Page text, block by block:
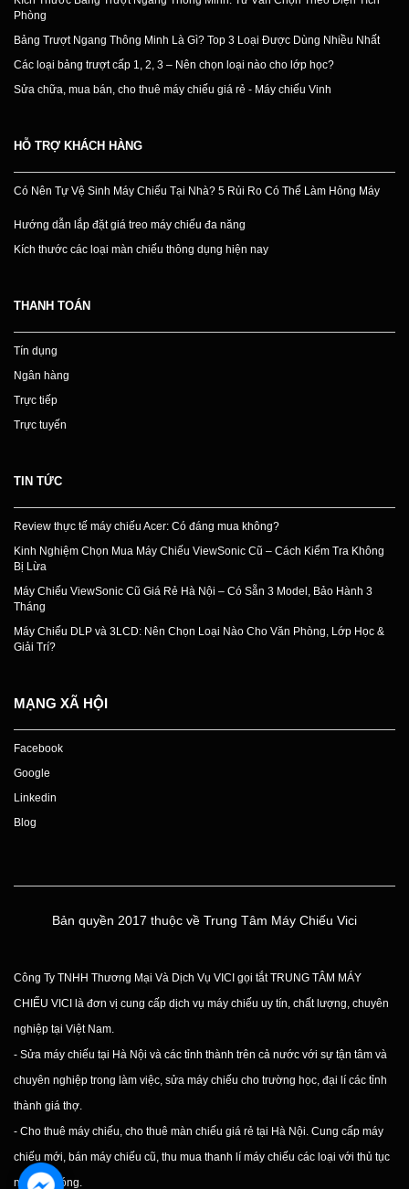
Phòng
Bảng Trượt Ngang Thông Minh Là Gì? Top 3 Loại Được Dùng Nhiều Nhất
Các loại bảng trượt cấp 1, 2, 3 – Nên chọn loại nào cho lớp học?
Sửa chữa, mua bán, cho thuê máy chiếu giá rẻ - Máy chiếu Vinh
HỖ TRỢ KHÁCH HÀNG
Có Nên Tự Vệ Sinh Máy Chiếu Tại Nhà? 5 Rủi Ro Có Thể Làm Hỏng Máy
Hướng dẫn lắp đặt giá treo máy chiếu đa năng
Kích thước các loại màn chiếu thông dụng hiện nay
THANH TOÁN
Tín dụng
Ngân hàng
Trực tiếp
Trực tuyến
TIN TỨC
Review thực tế máy chiếu Acer: Có đáng mua không?
Kinh Nghiệm Chọn Mua Máy Chiếu ViewSonic Cũ – Cách Kiểm Tra Không
Bị Lừa
Máy Chiếu ViewSonic Cũ Giá Rẻ Hà Nội – Có Sẵn 3 Model, Bảo Hành 3
Tháng
Máy Chiếu DLP và 3LCD: Nên Chọn Loại Nào Cho Văn Phòng, Lớp Học &
Giải Trí?
MẠNG XÃ HỘI
Facebook
Google
Linkedin
Blog
Bản quyền 2017 thuộc về Trung Tâm Máy Chiếu Vici
Công Ty TNHH Thương Mại Và Dịch Vụ VICI gọi tắt TRUNG TÂM MÁY
CHIẾU VICI là đơn vị cung cấp dịch vụ máy chiếu uy tín, chất lượng, chuyên
nghiệp tại Việt Nam.
- Sửa máy chiếu tại Hà Nội và các tỉnh thành trên cả nước với sự tận tâm và
chuyên nghiệp trong làm việc, sửa máy chiếu cho trường học, đại lí các tỉnh
thành giá thợ.
- Cho thuê máy chiếu, cho thuê màn chiếu giá rẻ tại Hà Nội. Cung cấp máy
chiếu mới, bán máy chiếu cũ, thu mua thanh lí máy chiếu các loại với thủ tục
nhanh chóng.